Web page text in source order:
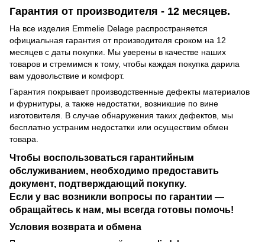
Гарантия от производителя - 12 месяцев.
На все изделия Emmelie Delage распространяется
официальная гарантия от производителя сроком на 12
месяцев с даты покупки. Мы уверены в качестве наших
товаров и стремимся к тому, чтобы каждая покупка дарила
вам удовольствие и комфорт.
Гарантия покрывает производственные дефекты материалов
и фурнитуры, а также недостатки, возникшие по вине
изготовителя. В случае обнаружения таких дефектов, мы
бесплатно устраним недостатки или осуществим обмен
товара.
Чтобы воспользоваться гарантийным
обслуживанием, необходимо предоставить
документ, подтверждающий покупку.
Если у вас возникли вопросы по гарантии —
обращайтесь к нам, мы всегда готовы помочь!
Условия возврата и обмена